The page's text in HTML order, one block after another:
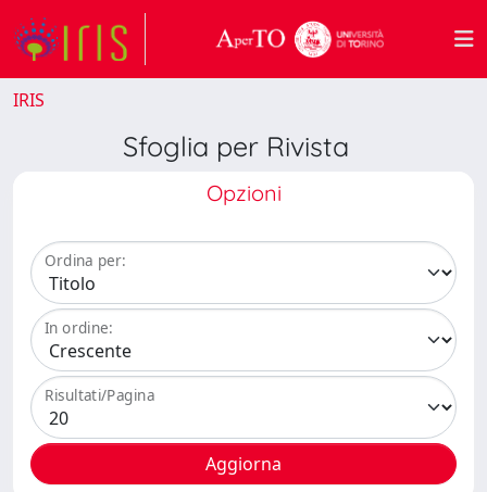
IRIS
Sfoglia per Rivista
Opzioni
Ordina per:
In ordine:
Risultati/Pagina